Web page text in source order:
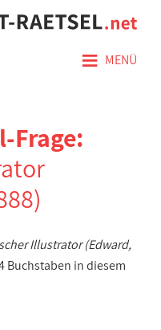
≡ MENÜ
Frage:
Illustrator (Edward,
Buchstaben in diesem